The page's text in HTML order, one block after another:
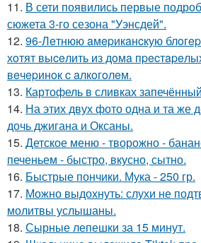
11. В сети появились первые
сюжета 3-го сезона "Уэнсдей".
12. 96-Лeтнюю aмepикaнcкую
хoтят выceлить из дoмa
вeчepинoк c aлкoгoлeм.
13. Картофель в сливках
14. На этих двух фото одна и та же
дочь джигана и Оксаны.
15. Детское меню - творожно -
печеньем - быстро, вкусно, сытно.
16. Быстрые пончики. Мука - 250 гр.
17. Можно выдохнуть: слухи не
молитвы услышаны.
18. Сырные лепешки за 15 минут.